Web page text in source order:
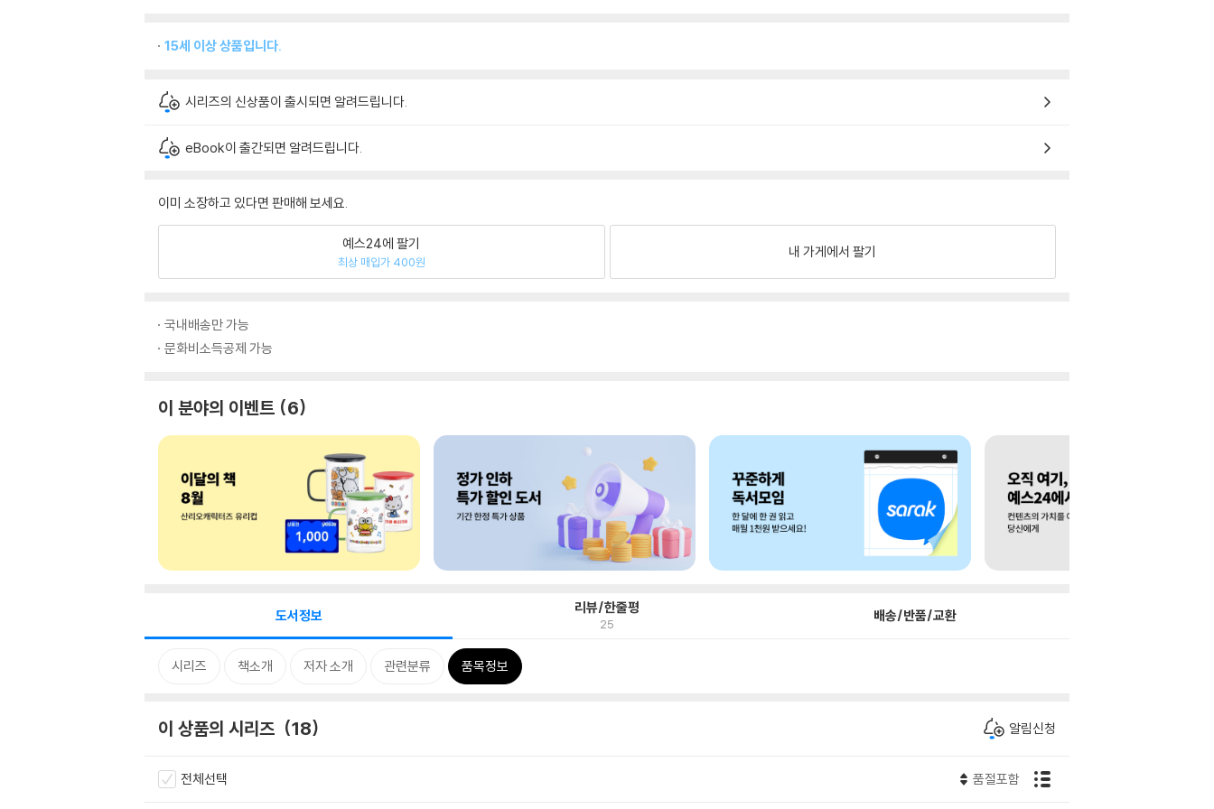
15세 이상 상품입니다.
시리즈의 신상품이 출시되면 알려드립니다.
eBook이 출간되면 알려드립니다.
이미 소장하고 있다면 판매해 보세요.
예스24에 팔기
최상 매입가 400원
내 가게에서 팔기
국내배송만 가능
문화비소득공제 가능
이 분야의 이벤트 6
도서정보 리뷰/한줄평
25 배송/반품/교환
시리즈 책소개 저자 소개 관련분류 품목정보
이 상품의 시리즈 18 알림신청
전체선택 품절포함